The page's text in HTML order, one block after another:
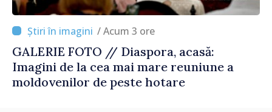
/ Acum 3 ore
GALERIE FOTO // Diaspora, acasă:
Imagini de la cea mai mare reuniune a
moldovenilor de peste hotare